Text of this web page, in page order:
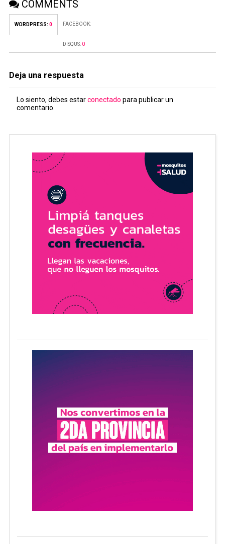
COMMENTS
WORDPRESS: 0 FACEBOOK:
DISQUS: 0
Deja una respuesta
Lo siento, debes estarconectado para publicar un
comentario.